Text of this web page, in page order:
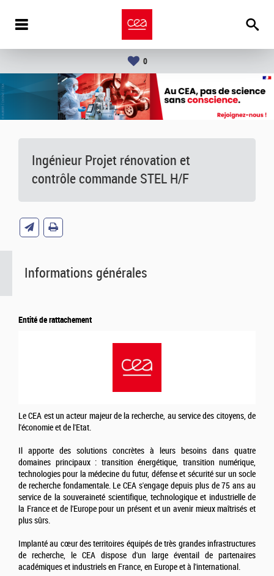
0
Ingénieur Projet rénovation et
contrôle commande STEL H/F
Informations générales
Entité de rattachement
Le CEA est un acteur majeur de la recherche, au service des citoyens, de
l'économie et de l'Etat.
Il apporte des solutions concrètes à leurs besoins dans quatre
domaines principaux : transition énergétique, transition numérique,
technologies pour la médecine du futur, défense et sécurité sur un socle
de recherche fondamentale. Le CEA s'engage depuis plus de 75 ans au
service de la souveraineté scientifique, technologique et industrielle de
la France et de l'Europe pour un présent et un avenir mieux maîtrisés et
plus sûrs.
Implanté au cœur des territoires équipés de très grandes infrastructures
de recherche, le CEA dispose d'un large éventail de partenaires
académiques et industriels en France, en Europe et à l'international.